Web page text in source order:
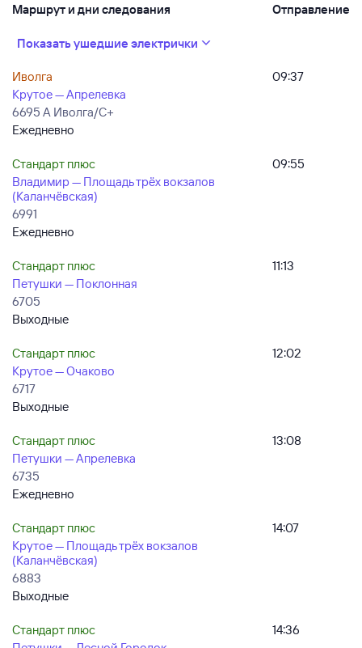
Маршрут и дни следования Отправление
Показать ушедшие электрички
Иволга
Крутое — Апрелевка
6695 А Иволга/С+
Ежедневно
09:37
Стандарт плюс
Владимир — Площадь трёх вокзалов
(Каланчёвская)
6991
Ежедневно
09:55
Стандарт плюс
Петушки — Поклонная
6705
Выходные
11:13
Стандарт плюс
Крутое — Очаково
6717
Выходные
12:02
Стандарт плюс
Петушки — Апрелевка
6735
Ежедневно
13:08
Стандарт плюс
Крутое — Площадь трёх вокзалов
(Каланчёвская)
6883
Выходные
14:07
Стандарт плюс
14:36